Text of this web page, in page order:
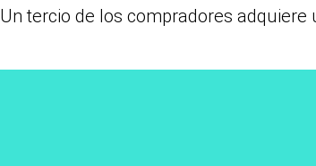
Un tercio de los compradores